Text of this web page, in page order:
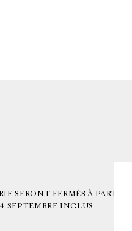
SERONT FERMÉS À PARTIR
SEPTEMBRE INCLUS